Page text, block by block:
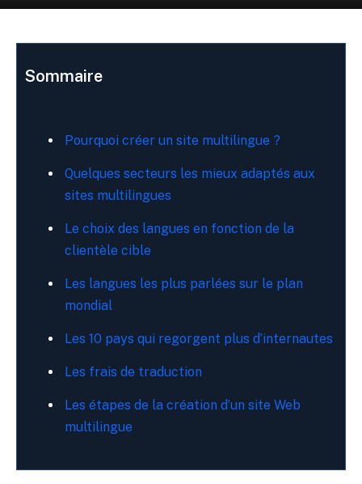
Sommaire
Pourquoi créer un site multilingue ?
Quelques secteurs les mieux adaptés aux
sites multilingues
Le choix des langues en fonction de la
clientèle cible
Les langues les plus parlées sur le plan
mondial
Les 10 pays qui regorgent plus d’internautes
Les frais de traduction
Les étapes de la création d’un site Web
multilingue